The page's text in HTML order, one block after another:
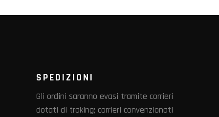
SPEDIZIONI
Gli ordini saranno evasi tramite corrieri
dotati di traking; corrieri convenzionati